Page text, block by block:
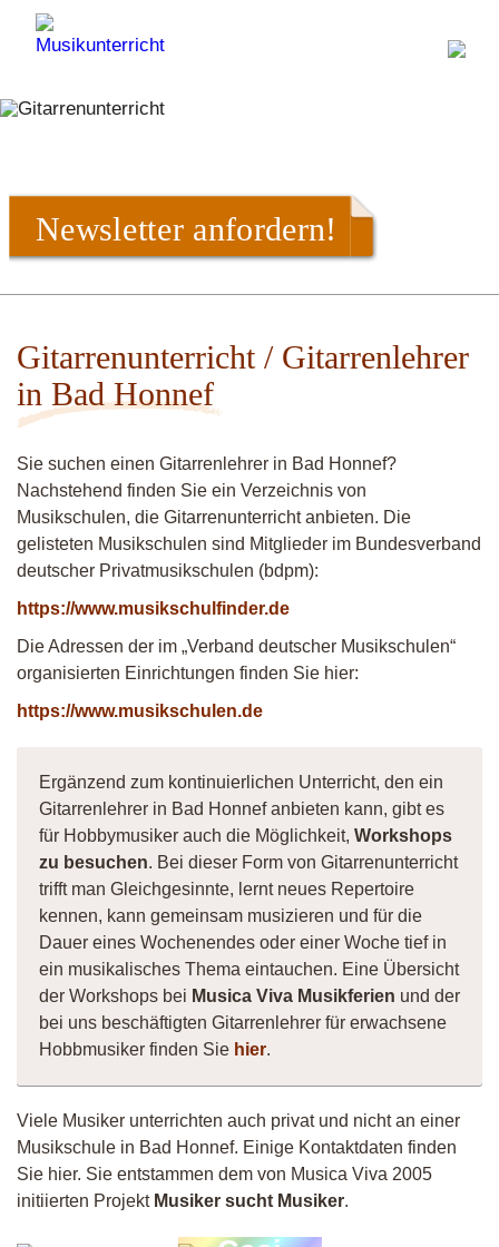
Newsletter anfordern!
Gitarrenunterricht / Gitarrenlehrer
in Bad Honnef
Sie suchen einen Gitarrenlehrer in Bad Honnef?
Nachstehend finden Sie ein Verzeichnis von
Musikschulen, die Gitarrenunterricht anbieten. Die
gelisteten Musikschulen sind Mitglieder im Bundesverband
deutscher Privatmusikschulen (bdpm):
https://www.musikschulfinder.de
Die Adressen der im „Verband deutscher Musikschulen“
organisierten Einrichtungen finden Sie hier:
https://www.musikschulen.de
Ergänzend zum kontinuierlichen Unterricht, den ein
Gitarrenlehrer in Bad Honnef anbieten kann, gibt es
für Hobbymusiker auch die Möglichkeit, Workshops
zu besuchen. Bei dieser Form von Gitarrenunterricht
trifft man Gleichgesinnte, lernt neues Repertoire
kennen, kann gemeinsam musizieren und für die
Dauer eines Wochenendes oder einer Woche tief in
ein musikalisches Thema eintauchen. Eine Übersicht
der Workshops bei Musica Viva Musikferien und der
bei uns beschäftigten Gitarrenlehrer für erwachsene
Hobbmusiker finden Sie hier.
Viele Musiker unterrichten auch privat und nicht an einer
Musikschule in Bad Honnef. Einige Kontaktdaten finden
Sie hier. Sie entstammen dem von Musica Viva 2005
initiierten Projekt Musiker sucht Musiker.